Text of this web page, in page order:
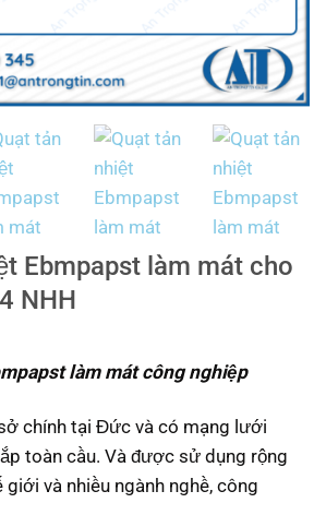
Ebmpapst làm mát cho
NHH
làm mát công nghiệp
chính tại Đức và có mạng lưới
toàn cầu. Và được sử dụng rộng
và nhiều ngành nghề, công